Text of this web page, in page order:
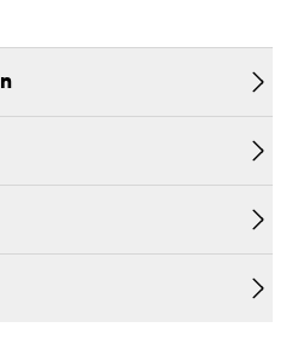
de la talasoterapia con
A y E.
los mejores centros de
mezcla de Sales